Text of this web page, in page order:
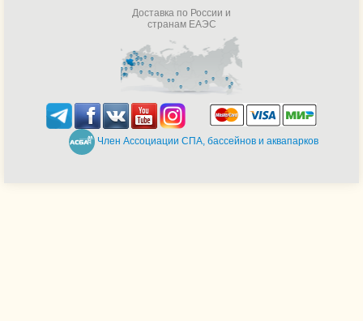
Доставка по России и
странам ЕАЭС
Член Ассоциации СПА, бассейнов и аквапарков